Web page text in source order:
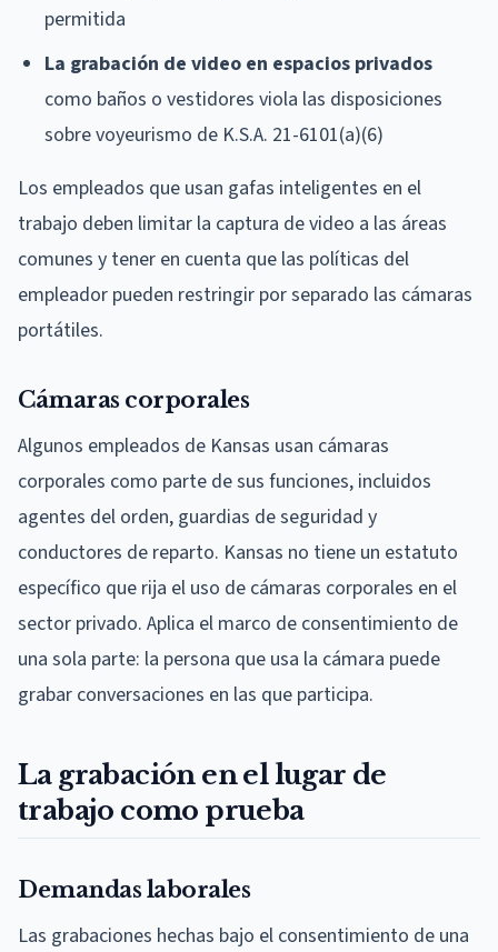
permitida
La grabación de video en espacios privados
como baños o vestidores viola las disposiciones
sobre voyeurismo de K.S.A. 21-6101(a)(6)
Los empleados que usan gafas inteligentes en el
trabajo deben limitar la captura de video a las áreas
comunes y tener en cuenta que las políticas del
empleador pueden restringir por separado las cámaras
portátiles.
Cámaras corporales
Algunos empleados de Kansas usan cámaras
corporales como parte de sus funciones, incluidos
agentes del orden, guardias de seguridad y
conductores de reparto. Kansas no tiene un estatuto
específico que rija el uso de cámaras corporales en el
sector privado. Aplica el marco de consentimiento de
una sola parte: la persona que usa la cámara puede
grabar conversaciones en las que participa.
La grabación en el lugar de
trabajo como prueba
Demandas laborales
Las grabaciones hechas bajo el consentimiento de una